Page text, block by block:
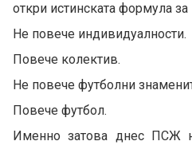
откри истинската формула за
Не повече индивидуалности.
Повече колектив.
Не повече футболни
Повече футбол.
Именно затова днес ПСЖ